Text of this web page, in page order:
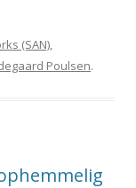
(SAN),
Poulsen.